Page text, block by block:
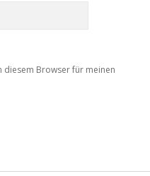
diesem Browser für meinen